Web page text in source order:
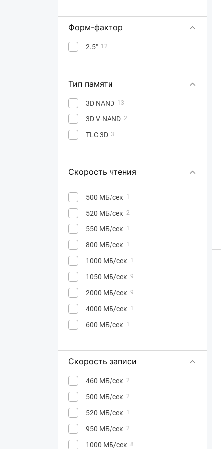
Форм-фактор
2.5" 12
Тип памяти
3D NAND 13
3D V-NAND 2
TLC 3D 3
Скорость чтения
500 МБ/сек 1
520 МБ/сек 2
550 МБ/сек 1
800 МБ/сек 1
1000 МБ/сек 1
1050 МБ/сек 9
2000 МБ/сек 9
4000 МБ/сек 1
600 МБ/сек 1
Скорость записи
460 МБ/сек 2
500 МБ/сек 2
520 МБ/сек 1
950 МБ/сек 2
1000 МБ/сек 8